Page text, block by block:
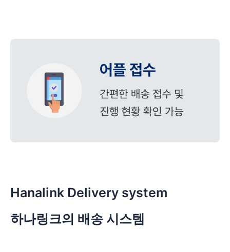
Hanalink Delivery system
하나링크의 배송 시스템